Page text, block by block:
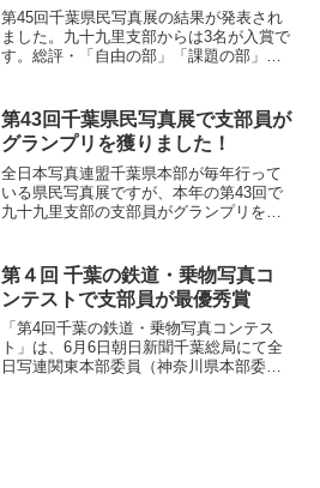
第45回千葉県民写真展の結果が発表され
ました。九十九里支部からは3名が入賞で
す。総評・「自由の部」「課題の部」
賞（2） 「上がれ～！！」 宮内光枝ネ
ーチャーの部 特選 ...
第43回千葉県民写真展で支部員が
グランプリを獲りました！
全日本写真連盟千葉県本部が毎年行って
いる県民写真展ですが、本年の第43回で
九十九里支部の支部員がグランプリを獲
の支部展にて展示いたしますので、ぜひ
ご来場をお待ちいたし...
第４回 千葉の鉄道・乗物写真コ
ンテストで支部員が最優秀賞
「第4回千葉の鉄道・乗物写真コンテス
ト」は、6月6日朝日新聞千葉総局にて全
日写連関東本部委員（神奈川県本部委員